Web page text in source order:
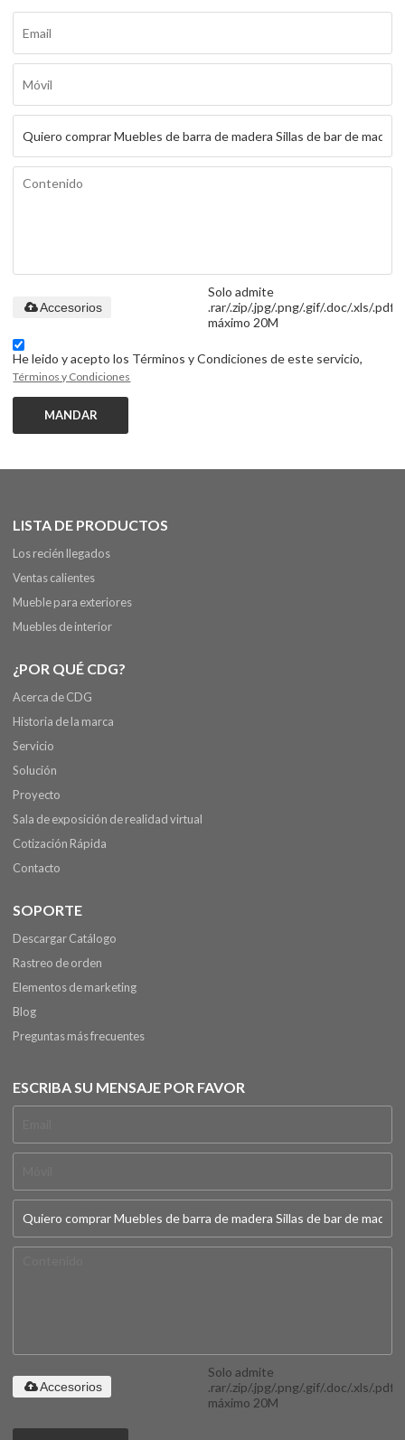
Solo admite
.rar/.zip/.jpg/.png/.gif/.doc/.xls/.pdf,
máximo 20M
Accesorios
He leido y acepto los Términos y Condiciones de este servicio,
Términos y Condiciones
MANDAR
LISTA DE PRODUCTOS
Los recién llegados
Ventas calientes
Mueble para exteriores
Muebles de interior
¿POR QUÉ CDG?
Acerca de CDG
Historia de la marca
Servicio
Solución
Proyecto
Sala de exposición de realidad virtual
Cotización Rápida
Contacto
SOPORTE
Descargar Catálogo
Rastreo de orden
Elementos de marketing
Blog
Preguntas más frecuentes
ESCRIBA SU MENSAJE POR FAVOR
Solo admite
.rar/.zip/.jpg/.png/.gif/.doc/.xls/.pdf,
máximo 20M
Accesorios